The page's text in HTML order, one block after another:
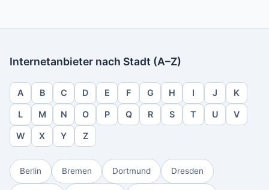
Internetanbieter nach Stadt (A–Z)
A B C D E F G H I J K
L M N O P Q R S T U V
W X Y Z
Berlin Bremen Dortmund Dresden